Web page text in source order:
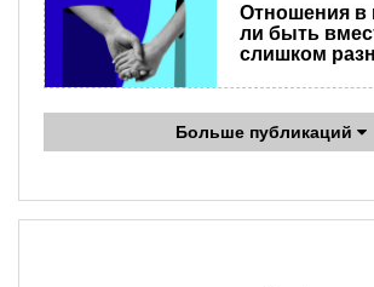
Отношения в
ли быть
слишком
Больше публикаций